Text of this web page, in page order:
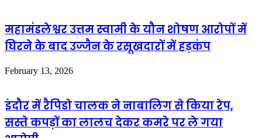
महामंडलेश्वर उत्तम स्वामी के यौन शोषण आरोपों में
घिरने के बाद उज्जैन के रसूखदारों में हड़कंप
February 13, 2026
इंदौर में रैपिडो चालक ने नाबालिग से किया रेप,
सस्ते कपड़ों का लालच देकर कमरे पर ले गया